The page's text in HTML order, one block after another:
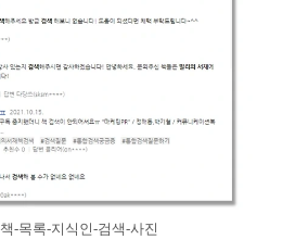
-목록-지식인-검색-사진